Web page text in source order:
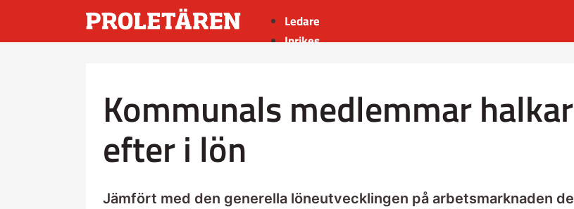
Ledare
Inrikes
Sport
Insänt
Kommunals medlemmar halkar
efter i lön
Jämfört med den generella löneutvecklingen på arbetsmarknaden de